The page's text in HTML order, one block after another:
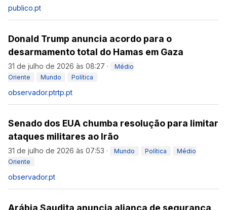
publico.pt
Donald Trump anuncia acordo para o
desarmamento total do Hamas em Gaza
31 de julho de 2026 às 08:27 ·
Médio
Oriente
Mundo Política
observador.ptrtp.pt
Senado dos EUA chumba resolução para limitar
ataques militares ao Irão
31 de julho de 2026 às 07:53 · Mundo Política
Médio
Oriente
observador.pt
Arábia Saudita anuncia aliança de segurança